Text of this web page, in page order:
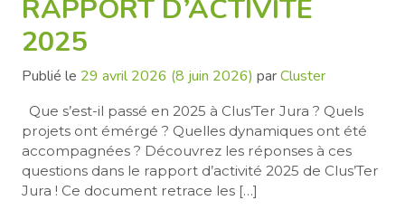
RAPPORT D’ACTIVITÉ
2025
Publié le 29 avril 2026 (8 juin 2026) parCluster
Que s’est-il passé en 2025 à Clus’Ter Jura ? Quels
projets ont émérgé ? Quelles dynamiques ont été
accompagnées ? Découvrez les réponses à ces
questions dans le rapport d’activité 2025 de Clus’Ter
Jura ! Ce document retrace les […]